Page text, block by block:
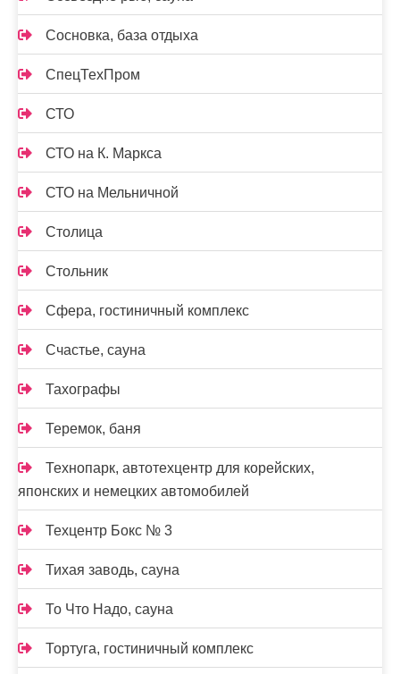
Сосновка, база отдыха
СпецТехПром
СТО
СТО на К. Маркса
СТО на Мельничной
Столица
Стольник
Сфера, гостиничный комплекс
Счастье, сауна
Тахографы
Теремок, баня
Технопарк, автотехцентр для корейских,
японских и немецких автомобилей
Техцентр Бокс № 3
Тихая заводь, сауна
То Что Надо, сауна
Тортуга, гостиничный комплекс